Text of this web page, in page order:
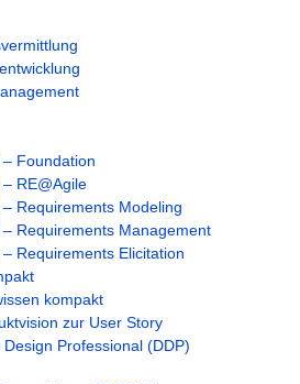
Foundation
RE@Agile
Requirements Modeling
– Requirements Management
Requirements Elicitation
kompakt
zur User Story
Professional (DDP)